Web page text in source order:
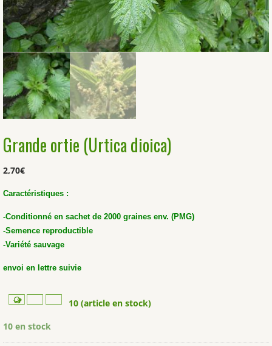
Grande ortie (Urtica dioica)
2,70€
Caractéristiques :
-Conditionné en sachet de 2000 graines env. (PMG)
-Semence reproductible
-Variété sauvage
envoi en lettre suivie
10 (article en stock)
10 en stock